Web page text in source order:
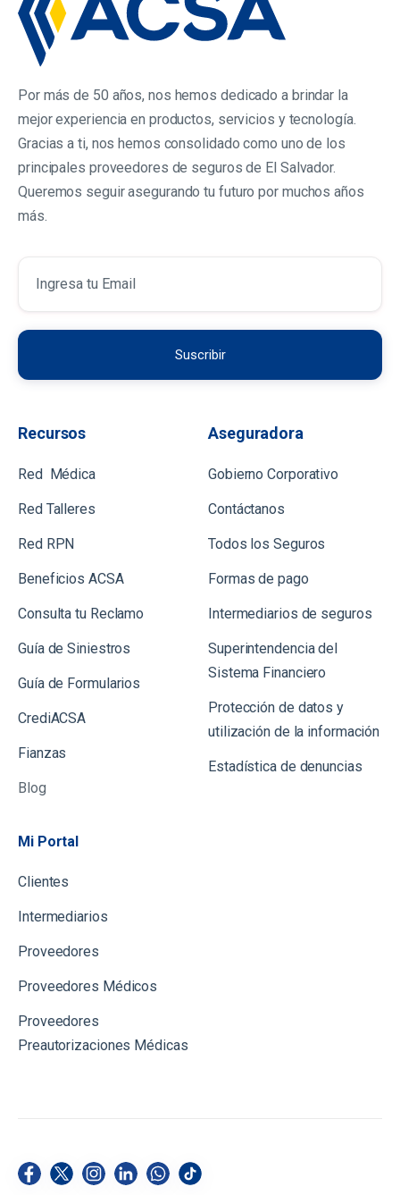
Por más de 50 años, nos hemos dedicado a brindar la
mejor experiencia en productos, servicios y tecnología.
Gracias a ti, nos hemos consolidado como uno de los
principales proveedores de seguros de El Salvador.
Queremos seguir asegurando tu futuro por muchos años
más.
Recursos
Red Médica
Red Talleres
Red RPN
Beneficios ACSA
Consulta tu Reclamo
Guía de Siniestros
Guía de Formularios
CrediACSA
Fianzas
Blog
Aseguradora
Gobierno Corporativo
Contáctanos
Todos los Seguros
Formas de pago
Intermediarios de seguros
Superintendencia del
Sistema Financiero
Protección de datos y
utilización de la información
Estadística de denuncias
Mi Portal
Clientes
Intermediarios
Proveedores
Proveedores Médicos
Proveedores
Preautorizaciones Médicas